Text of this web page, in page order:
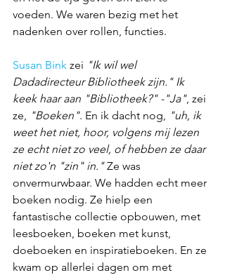
voeden. We waren bezig met het
nadenken over rollen, functies.
Susan Bink zei "Ik wil wel
Dadadirecteur Bibliotheek zijn." Ik
keek haar aan "Bibliotheek?" -"Ja", zei
ze, "Boeken". En ik dacht nog, "uh, ik
weet het niet, hoor, volgens mij lezen
ze echt niet zo veel, of hebben ze daar
niet zo'n "zin" in." Ze was
onvermurwbaar. We hadden echt meer
boeken nodig. Ze hielp een
fantastische collectie opbouwen, met
leesboeken, boeken met kunst,
doeboeken en inspiratieboeken. En ze
kwam op allerlei dagen om met